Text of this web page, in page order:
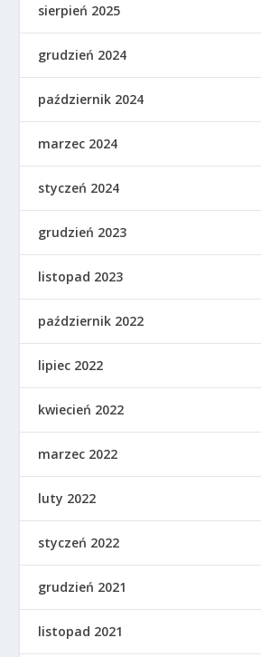
sierpień 2025
grudzień 2024
październik 2024
marzec 2024
styczeń 2024
grudzień 2023
listopad 2023
październik 2022
lipiec 2022
kwiecień 2022
marzec 2022
luty 2022
styczeń 2022
grudzień 2021
listopad 2021